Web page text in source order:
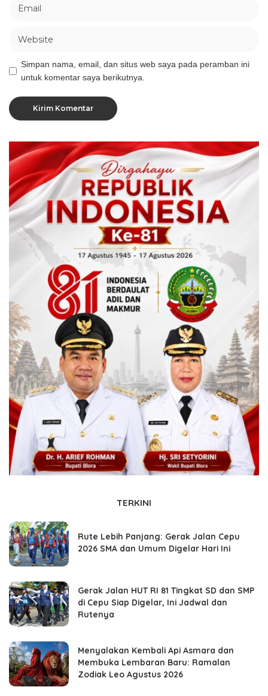
Simpan nama, email, dan situs web saya pada peramban ini
untuk komentar saya berikutnya.
TERKINI
Rute Lebih Panjang: Gerak Jalan Cepu
2026 SMA dan Umum Digelar Hari Ini
Gerak Jalan HUT RI 81 Tingkat SD dan SMP
di Cepu Siap Digelar, Ini Jadwal dan
Rutenya
Menyalakan Kembali Api Asmara dan
Membuka Lembaran Baru: Ramalan
Zodiak Leo Agustus 2026